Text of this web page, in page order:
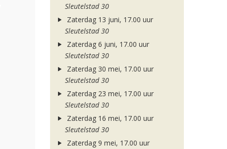
Sleutelstad 30
Zaterdag 13 juni, 17.00 uur
Sleutelstad 30
Zaterdag 6 juni, 17.00 uur
Sleutelstad 30
Zaterdag 30 mei, 17.00 uur
Sleutelstad 30
Zaterdag 23 mei, 17.00 uur
Sleutelstad 30
Zaterdag 16 mei, 17.00 uur
Sleutelstad 30
Zaterdag 9 mei, 17.00 uur